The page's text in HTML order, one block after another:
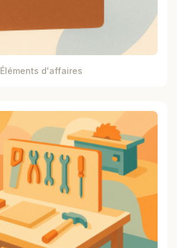
Éléments d'affaires